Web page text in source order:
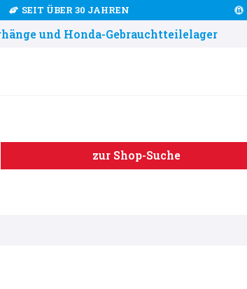
SEIT ÜBER 30 JAHREN
und Honda-Gebrauchtteilelager
zur Shop-Suche